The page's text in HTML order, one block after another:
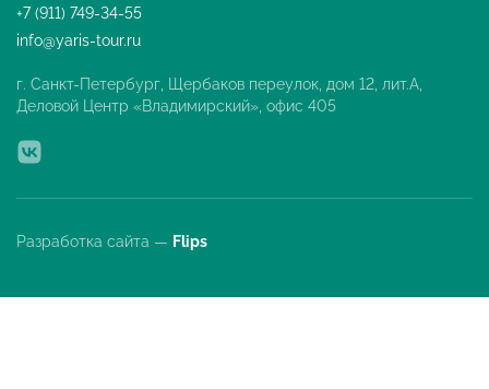
+7 (911) 749-34-55
info@yaris-tour.ru
г. Санкт-Петербург, Щербаков переулок, дом 12, лит.А,
Деловой Центр «Владимирский», офис 405
Разработка сайта — Flips